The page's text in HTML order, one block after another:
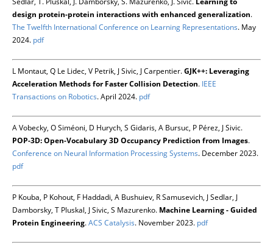
design protein-protein interactions with enhanced generalization.
The Twelfth International Conference on Learning Representations. May
2024. pdf
L Montaut, Q Le Lidec, V Petrik, J Sivic, J Carpentier.GJK++: Leveraging
Acceleration Methods for Faster Collision Detection. IEEE
Transactions on Robotics. April 2024. pdf
A Vobecky, O Siméoni, D Hurych, S Gidaris, A Bursuc, P Pérez, J Sivic.
POP-3D: Open-Vocabulary 3D Occupancy Prediction from Images.
Conference on Neural Information Processing Systems. December 2023.
pdf
P Kouba, P Kohout, F Haddadi, A Bushuiev, R Samusevich, J Sedlar, J
Damborsky, T Pluskal, J Sivic, S Mazurenko. Machine Learning - Guided
Protein Engineering.ACS Catalysis. November 2023. pdf